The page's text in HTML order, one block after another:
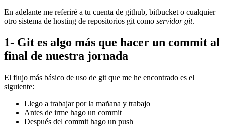
En adelante me referiré a tu cuenta de github, bitbucket o cualquier
otro sistema de hosting de repositorios git como servidor git.
1- Git es algo más que hacer un commit al
final de nuestra jornada
El flujo más básico de uso de git que me he encontrado es el
siguiente:
Llego a trabajar por la mañana y trabajo
Antes de irme hago un commit
Después del commit hago un push